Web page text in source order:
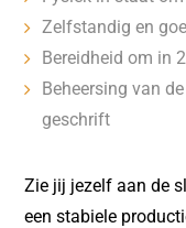
Zelfstandig en
Bereidheid om in
Beheersing van
geschrift
Zie jij jezelf aan de
een stabiele